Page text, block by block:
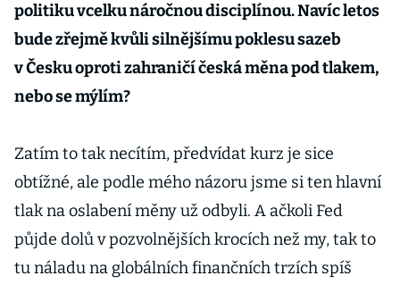
politiku vcelku náročnou disciplínou. Navíc letos
bude zřejmě kvůli silnějšímu poklesu sazeb
v Česku oproti zahraničí česká měna pod tlakem,
nebo se mýlím?
Zatím to tak necítím, předvídat kurz je sice
obtížné, ale podle mého názoru jsme si ten hlavní
tlak na oslabení měny už odbyli. A ačkoli Fed
půjde dolů v pozvolnějších krocích než my, tak to
tu náladu na globálních finančních trzích spíš